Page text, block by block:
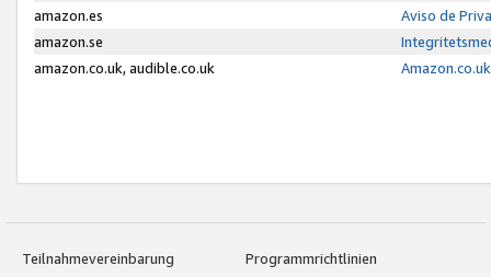
amazon.es
Aviso de
amazon.se
amazon.co.uk, audible.co.uk
Teilnahmevereinbarung
Programmrichtlinien